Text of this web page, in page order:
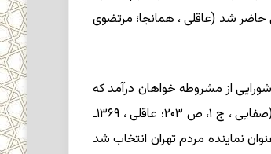
شد (عاقلی ، همانجا؛ مرتضوی
از مشروطه خواهان درآمد که
برای اعاده مشروطیت تشکیل شده بود. این شورا در نخستین جلسه ، محمدعلی شاه را از سلطنت خلع کرد و احمد میرزا را به سلطنت برگزید (صفایی ، ج ۱، ص ۲۰۳؛ عاقلی ، ۱۳۶۹ـ
در مجلس دوم به عنوان نماینده مردم تهران انتخاب شد